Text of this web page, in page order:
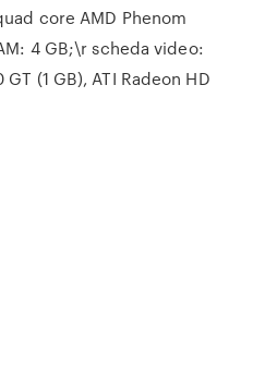
core AMD Phenom
4 GB;\r scheda video:
(1 GB), ATI Radeon HD